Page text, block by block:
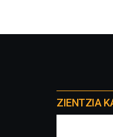
ZIENTZIA